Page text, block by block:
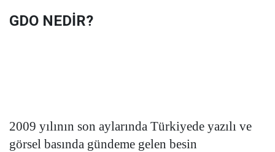
GDO NEDİR?
2009 yılının son aylarında Türkiyede yazılı ve
görsel basında gündeme gelen besin